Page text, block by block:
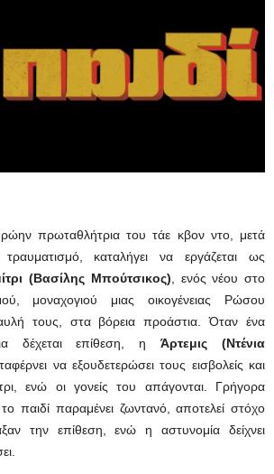
πρωταθλήτρια του τάε κβον ντο, μετά
καταλήγει να εργάζεται ως
(Βασίλης Μπούτσικος) , ενός νέου στο
μοναχογιού μιας οικογένειας Ρώσου
τους, στα βόρεια προάστια. Όταν ένα
δέχεται επίθεση, ηΆρτεμις (Ντένια
να εξουδετερώσει τους εισβολείς και
ενώ οι γονείς του απάγονται. Γρήγορα
παιδί παραμένει ζωντανό, αποτελεί στόχο
την επίθεση, ενώ η αστυνομία δείχνει